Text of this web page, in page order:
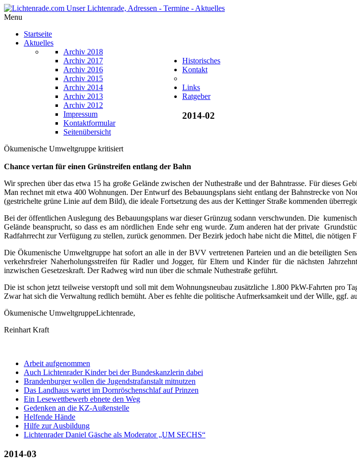
Menu
Startseite
Aktuelles
Archiv 2018
Archiv 2017
Archiv 2016
Archiv 2015
Archiv 2014
Archiv 2013
Archiv 2012
Historisches
Kontakt
Impressum
Kontaktformular
Seitenübersicht
Links
Ratgeber
Ökumenische Umweltgruppe kritisiert
Chance vertan für einen Grünstreifen entlang der Bahn
Wir sprechen über das etwa 15 ha große Gelände zwischen der Nuthestraße und der Bahntrasse. Für dieses
Man rechnet mit etwa 400 Wohnungen. Der Entwurf des Bebauungsplans sieht entlang der Bahnstrecke von
(gestrichelte grüne Linie auf dem Bild), die ideale Fortsetzung des aus der Kettinger Straße kommenden
Bei der öffentlichen Auslegung des Bebauungsplans war dieser Grünzug sodann verschwunden. Die
Gelände beansprucht, so dass es am nördlichen Ende sehr eng wurde. Zum anderen hat der private
Radfahrrecht zur Verfügung zu stellen, zurück genommen. Der Bezirk jedoch habe nicht die Mittel, die nötigen
Die Ökumenische Umweltgruppe hat sofort an alle in der BVV vertretenen Parteien und an die beteiligten
verkehrsfreier Naherholungsstreifen für Radler und Jogger, für Eltern und Kinder für die nächsten
inzwischen Gesetzeskraft. Der Radweg wird nun über die schmale Nuthestraße geführt.
Die ist schon jetzt teilweise verstopft und soll mit dem Wohnungsneubau zusätzliche 1.800 PkW-Fahrten pro
Zwar hat sich die Verwaltung redlich bemüht. Aber es fehlte die politische Aufmerksamkeit und der Wille, ggf.
Ökumenische UmweltgruppeLichtenrade,
Reinhart Kraft
2014-02
Arbeit aufgenommen
Auch Lichtenrader Kinder bei der Bundeskanzlerin dabei
Brandenburger wollen die Jugendstrafanstalt mitnutzen
Das Landhaus wartet im Dornröschenschlaf auf Prinzen
Ein Lesewettbewerb ebnete den Weg
Gedenken an die KZ-Außenstelle
Helfende Hände
Hilfe zur Ausbildung
Lichtenrader Daniel Gäsche als Moderator „UM SECHS“
2014-03